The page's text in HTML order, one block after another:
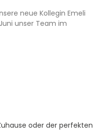
neue Kollegin Emeli
unser Team im
oder der perfekten